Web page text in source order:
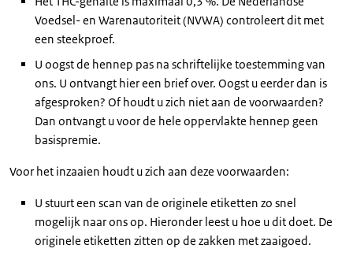
Voedsel- en Warenautoriteit (NVWA) controleert dit met
een steekproef.
U oogst de hennep pas na schriftelijke toestemming van
ons. U ontvangt hier een brief over. Oogst u eerder dan is
afgesproken? Of houdt u zich niet aan de voorwaarden?
Dan ontvangt u voor de hele oppervlakte hennep geen
basispremie.
Voor het inzaaien houdt u zich aan deze voorwaarden:
U stuurt een scan van de originele etiketten zo snel
mogelijk naar ons op. Hieronder leest u hoe u dit doet. De
originele etiketten zitten op de zakken met zaaigoed.